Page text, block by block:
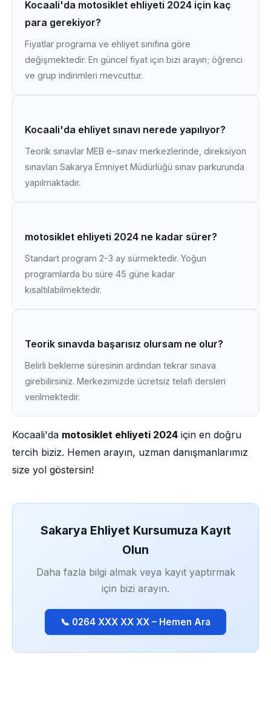
Kocaali'da motosiklet ehliyeti 2024 için kaç
para gerekiyor?
Fiyatlar programa ve ehliyet sınıfına göre
değişmektedir. En güncel fiyat için bizi arayın; öğrenci
ve grup indirimleri mevcuttur.
Kocaali'da ehliyet sınavı nerede yapılıyor?
Teorik sınavlar MEB e-sınav merkezlerinde, direksiyon
sınavları Sakarya Emniyet Müdürlüğü sınav parkurunda
yapılmaktadır.
motosiklet ehliyeti 2024 ne kadar sürer?
Standart program 2-3 ay sürmektedir. Yoğun
programlarda bu süre 45 güne kadar
kısaltılabilmektedir.
Teorik sınavda başarısız olursam ne olur?
Belirli bekleme süresinin ardından tekrar sınava
girebilirsiniz. Merkezimizde ücretsiz telafi dersleri
verilmektedir.
Kocaali'da motosiklet ehliyeti 2024 için en doğru
tercih biziz. Hemen arayın, uzman danışmanlarımız
size yol göstersin!
Sakarya Ehliyet Kursumuza Kayıt
Olun
Daha fazla bilgi almak veya kayıt yaptırmak
için bizi arayın.
📞 0264 XXX XX XX – Hemen Ara